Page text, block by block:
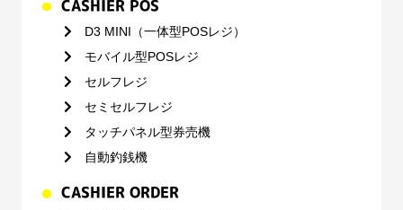
CASHIER POS
D3 MINI（一体型POSレジ）
モバイル型POSレジ
セルフレジ
セミセルフレジ
タッチパネル型券売機
自動釣銭機
CASHIER ORDER